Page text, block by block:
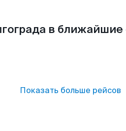
в
Показать больше рейсов